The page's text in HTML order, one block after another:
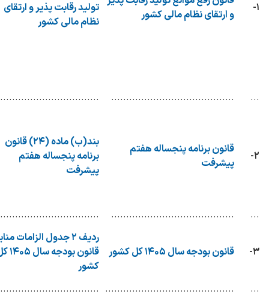
۱-
و ارتقای نظام مالی کشور
تولید رقابت پذیر و ارتقای
نظام مالی کشور
...
.........................................
۲-
قانون برنامه پنجساله هفتم
پیشرفت
بند(ب) ماده (۲۴) قانون
برنامه پنجساله هفتم
پیشرفت
...
.........................................
۳- قانون بودجه سال ۱۴۰۵ کل کشور
ردیف‌ ۲ جدول الزامات
قانون
کشور
...
...........................................